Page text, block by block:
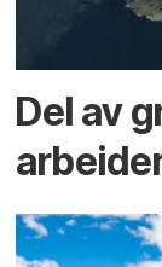
Del av